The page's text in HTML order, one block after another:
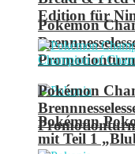
Pokémon
Pokémon
mit Teil 1
Edition für
Pokémon